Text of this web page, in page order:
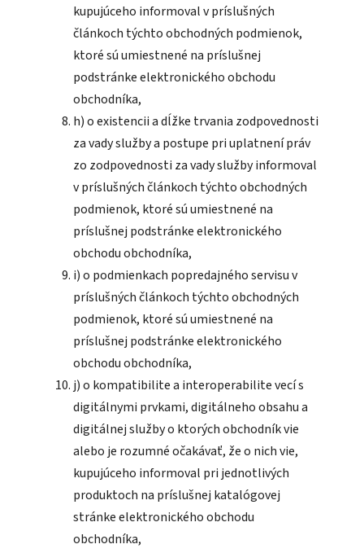
kupujúceho informoval v príslušných
článkoch týchto obchodných podmienok,
ktoré sú umiestnené na príslušnej
podstránke elektronického obchodu
obchodníka,
h) o existencii a dĺžke trvania zodpovednosti
za vady služby a postupe pri uplatnení práv
zo zodpovednosti za vady služby informoval
v príslušných článkoch týchto obchodných
podmienok, ktoré sú umiestnené na
príslušnej podstránke elektronického
obchodu obchodníka,
i) o podmienkach popredajného servisu v
príslušných článkoch týchto obchodných
podmienok, ktoré sú umiestnené na
príslušnej podstránke elektronického
obchodu obchodníka,
j) o kompatibilite a interoperabilite vecí s
digitálnymi prvkami, digitálneho obsahu a
digitálnej služby o ktorých obchodník vie
alebo je rozumné očakávať, že o nich vie,
kupujúceho informoval pri jednotlivých
produktoch na príslušnej katalógovej
stránke elektronického obchodu
obchodníka,